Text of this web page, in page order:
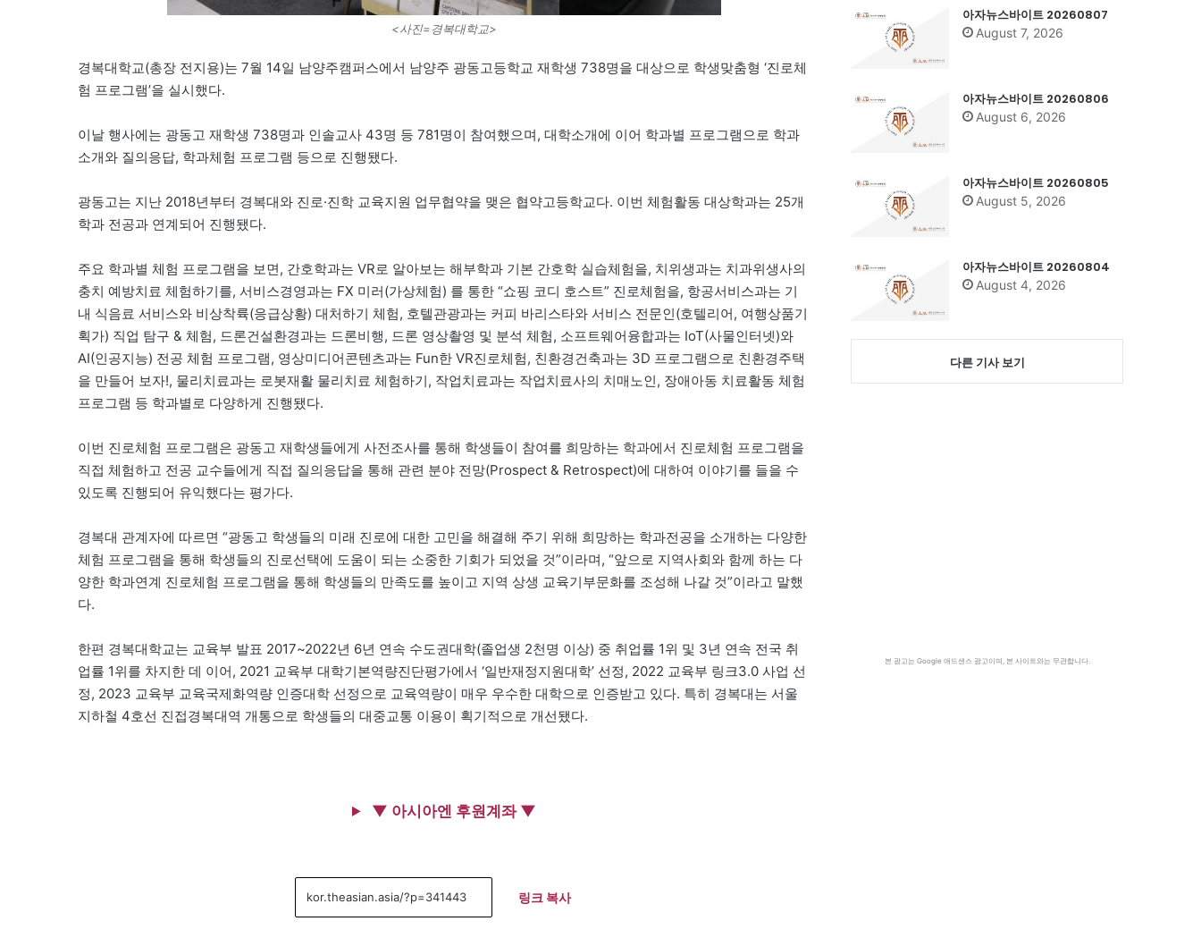
<사진=경복대학교>
경복대학교(총장 전지용)는 7월 14일 남양주캠퍼스에서 남양주 광동고등학교 재학생 738명을 대상으로 학생맞춤형 ‘진로체
험 프로그램’을 실시했다.
이날 행사에는 광동고 재학생 738명과 인솔교사 43명 등 781명이 참여했으며, 대학소개에 이어 학과별 프로그램으로 학과
소개와 질의응답, 학과체험 프로그램 등으로 진행됐다.
광동고는 지난 2018년부터 경복대와 진로·진학 교육지원 업무협약을 맺은 협약고등학교다. 이번 체험활동 대상학과는 25개
학과 전공과 연계되어 진행됐다.
주요 학과별 체험 프로그램을 보면, 간호학과는 VR로 알아보는 해부학과 기본 간호학 실습체험을, 치위생과는 치과위생사의
충치 예방치료 체험하기를, 서비스경영과는 FX 미러(가상체험) 를 통한 “쇼핑 코디 호스트” 진로체험을, 항공서비스과는 기
내 식음료 서비스와 비상착륙(응급상황) 대처하기 체험, 호텔관광과는 커피 바리스타와 서비스 전문인(호텔리어, 여행상품기
획가) 직업 탐구 & 체험, 드론건설환경과는 드론비행, 드론 영상촬영 및 분석 체험, 소프트웨어융합과는 IoT(사물인터넷)와
AI(인공지능) 전공 체험 프로그램, 영상미디어콘텐츠과는 Fun한 VR진로체험, 친환경건축과는 3D 프로그램으로 친환경주택
을 만들어 보자!, 물리치료과는 로봇재활 물리치료 체험하기, 작업치료과는 작업치료사의 치매노인, 장애아동 치료활동 체험
프로그램 등 학과별로 다양하게 진행됐다.
이번 진로체험 프로그램은 광동고 재학생들에게 사전조사를 통해 학생들이 참여를 희망하는 학과에서 진로체험 프로그램을
직접 체험하고 전공 교수들에게 직접 질의응답을 통해 관련 분야 전망(Prospect & Retrospect)에 대하여 이야기를 들을 수
있도록 진행되어 유익했다는 평가다.
경복대 관계자에 따르면 “광동고 학생들의 미래 진로에 대한 고민을 해결해 주기 위해 희망하는 학과전공을 소개하는 다양한
체험 프로그램을 통해 학생들의 진로선택에 도움이 되는 소중한 기회가 되었을 것”이라며, “앞으로 지역사회와 함께 하는 다
양한 학과연계 진로체험 프로그램을 통해 학생들의 만족도를 높이고 지역 상생 교육기부문화를 조성해 나갈 것”이라고 말했
다.
한편 경복대학교는 교육부 발표 2017~2022년 6년 연속 수도권대학(졸업생 2천명 이상) 중 취업률 1위 및 3년 연속 전국 취
업률 1위를 차지한 데 이어, 2021 교육부 대학기본역량진단평가에서 ‘일반재정지원대학’ 선정, 2022 교육부 링크3.0 사업 선
정, 2023 교육부 교육국제화역량 인증대학 선정으로 교육역량이 매우 우수한 대학으로 인증받고 있다. 특히 경복대는 서울
지하철 4호선 진접경복대역 개통으로 학생들의 대중교통 이용이 획기적으로 개선됐다.
▼ 아시아엔 후원계좌 ▼
링크 복사
아자뉴스바이트 20260807
August 7, 2026
아자뉴스바이트 20260806
August 6, 2026
아자뉴스바이트 20260805
August 5, 2026
아자뉴스바이트 20260804
August 4, 2026
다른 기사 보기
본 광고는 Google 애드센스 광고이며, 본 사이트와는 무관합니다.